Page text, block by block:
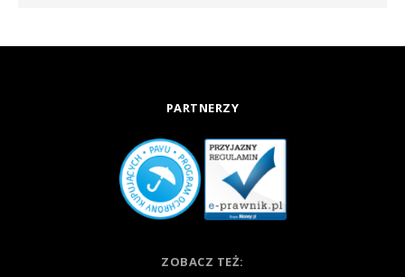
PARTNERZY
ZOBACZ TEŻ: